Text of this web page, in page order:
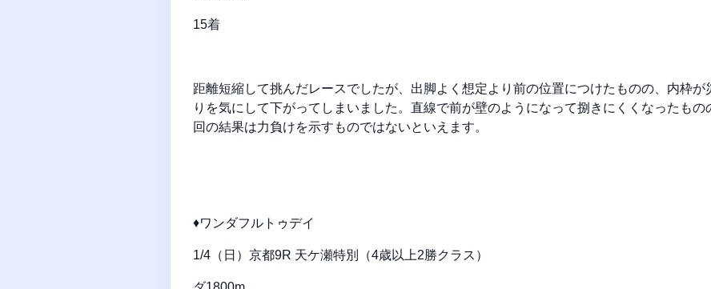
15着
距離短縮して挑んだレースでしたが、出脚よく想定より前の位置につけたものの、内枠が
りを気にして下がってしまいました。直線で前が壁のようになって捌きにくくなったも
回の結果は力負けを示すものではないといえます。
♦ワンダフルトゥデイ
1/4（日）京都9R 天ケ瀬特別（4歳以上2勝クラス）